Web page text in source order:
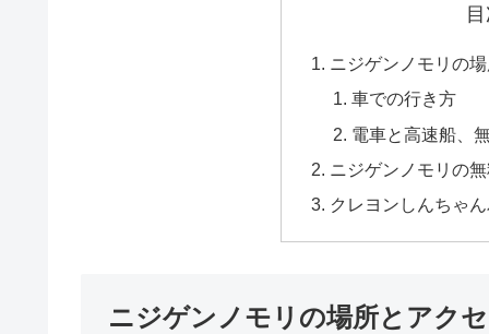
ニジゲンノモリの
車での行き方
電車と高速船、
ニジゲンノモリの
クレヨンしんちゃ
ニジゲンノモリの場所とアク